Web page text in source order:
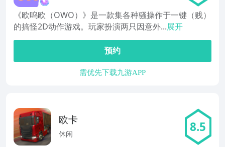
《欧呜欧（OWO）》是一款集各种骚操作于一键（贱）
的搞怪2D动作游戏。玩家扮演两只因意外...展开
预约
需优先下载九游APP
欧卡
休闲 8.5